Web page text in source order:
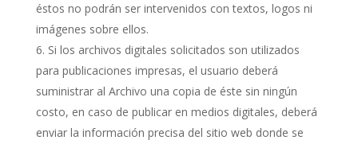
éstos no podrán ser intervenidos con textos, logos ni
imágenes sobre ellos.
Si los archivos digitales solicitados son utilizados
para publicaciones impresas, el usuario deberá
suministrar al Archivo una copia de éste sin ningún
costo, en caso de publicar en medios digitales, deberá
enviar la información precisa del sitio web donde se